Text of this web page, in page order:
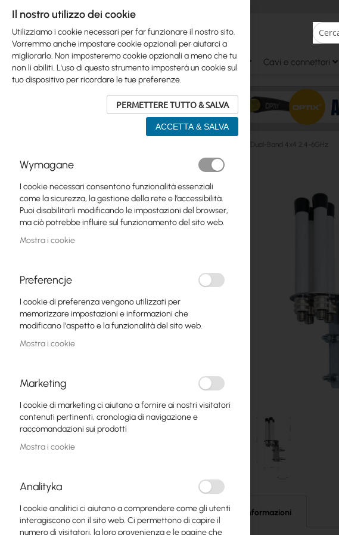
Search
Ubiquiti Mikrotik WiFi & SOHO Antennas Cavi e connettori
Interline Horizon Omni Dual-Band 4x4 2.4-6GHz
to
product
list
Mikrotik
WiFi & SOHO
Fibre ottiche
Switch
Punti di Accesso
Cabinets
Cavi LAN
Convertitori di Media
Vai
fine
della
galleria
di
Vai
della
galleria
Maggiori informazioni
Il nostro utilizzo dei cookie
Utilizziamo i cookie necessari per far funzionare il nostro sito.
Vorremmo anche impostare cookie opzionali per aiutarci a
migliorarlo. Non imposteremo cookie opzionali a meno che tu
non li abiliti. L'uso di questo strumento imposterà un cookie sul
tuo dispositivo per ricordare le tue preferenze.
PERMETTERE TUTTO & SALVA
ACCETTA & SALVA
Wymagane
I cookie necessari consentono funzionalità essenziali
come la sicurezza, la gestione della rete e l’accessibilità.
Puoi disabilitarli modificando le impostazioni del browser,
ma ciò potrebbe influire sul funzionamento del sito web.
Mostra i cookie
Preferencje
I cookie di preferenza vengono utilizzati per
memorizzare impostazioni e informazioni che
modificano l'aspetto e la funzionalità del sito web.
Mostra i cookie
Marketing
I cookie di marketing ci aiutano a fornire ai nostri visitatori
contenuti pertinenti, cronologia di navigazione e
raccomandazioni sui prodotti
Mostra i cookie
Analityka
I cookie analitici ci aiutano a comprendere come gli utenti
interagiscono con il sito web. Ci permettono di capire il
numero di visitatori, la loro provenienza e le pagine che